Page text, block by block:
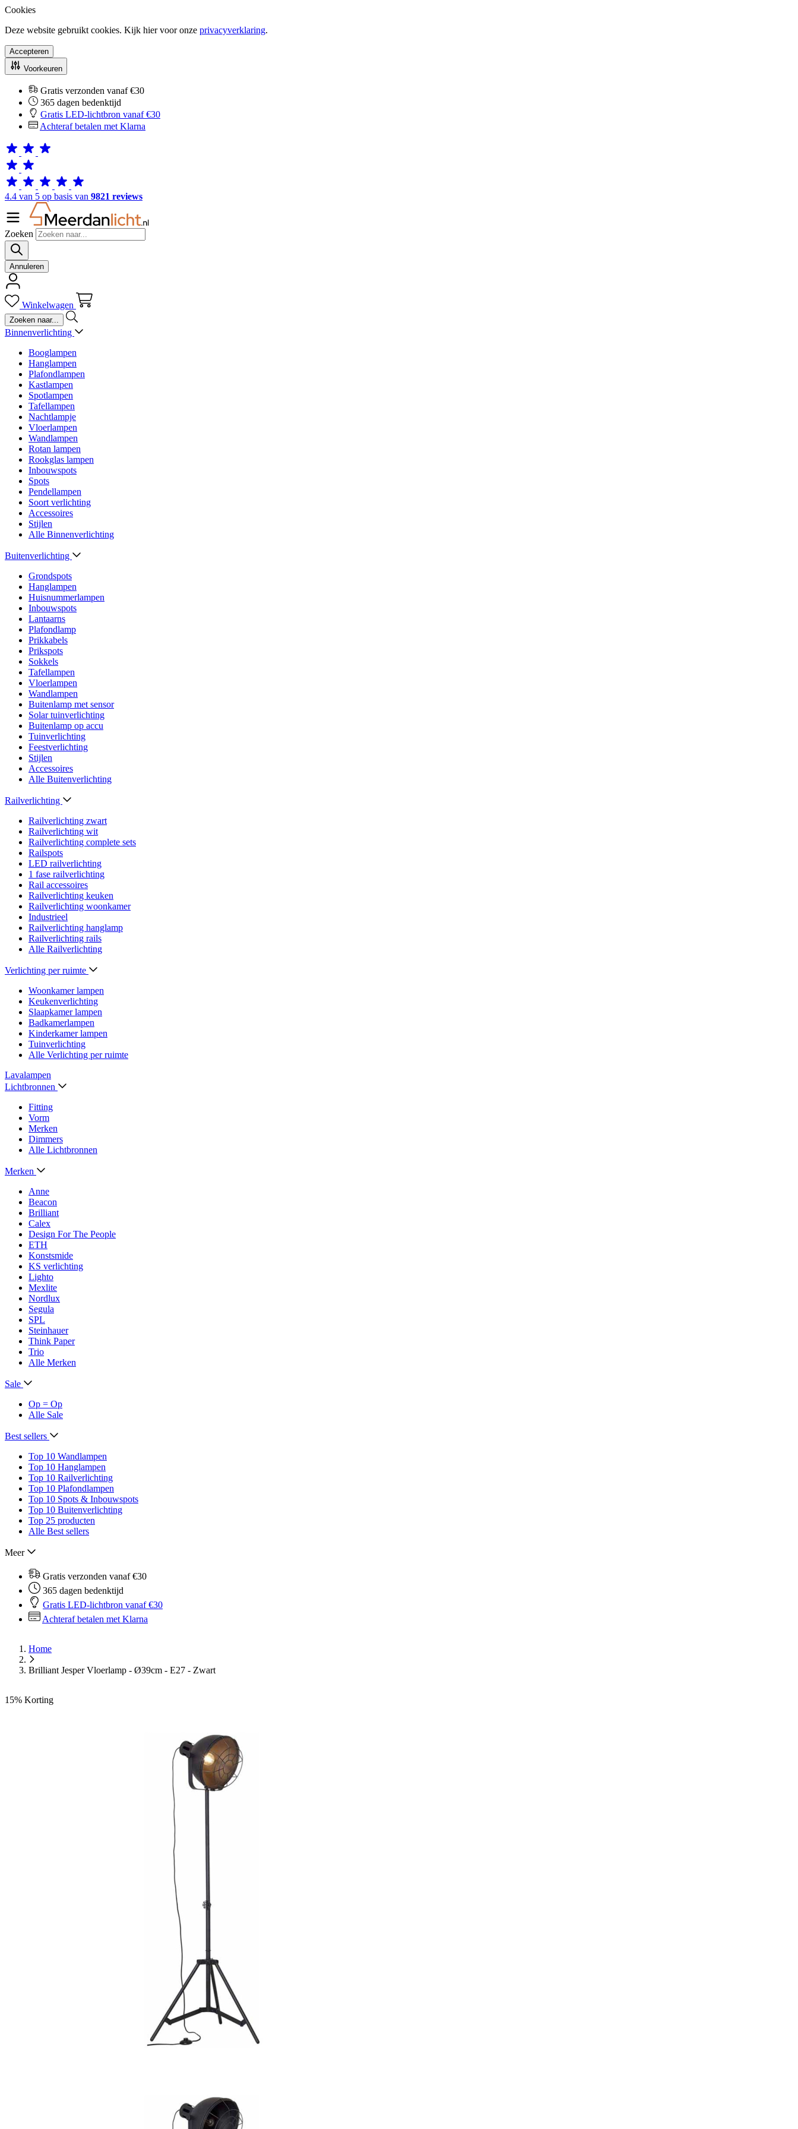
Cookies
Deze website gebruikt cookies. Kijk hier voor onze privacyverklaring.
Accepteren
Voorkeuren
Gratis verzonden vanaf €30
365 dagen bedenktijd
Gratis LED-lichtbron vanaf €30
Achteraf betalen met Klarna
4.4 van 5 op basis van 9821 reviews
Zoeken
Annuleren
Winkelwagen
Binnenverlichting
Booglampen
Hanglampen
Plafondlampen
Kastlampen
Spotlampen
Tafellampen
Nachtlampje
Vloerlampen
Wandlampen
Rotan lampen
Rookglas lampen
Inbouwspots
Spots
Pendellampen
Soort verlichting
Accessoires
Stijlen
Alle Binnenverlichting
Buitenverlichting
Grondspots
Hanglampen
Huisnummerlampen
Inbouwspots
Lantaarns
Plafondlamp
Prikkabels
Prikspots
Sokkels
Tafellampen
Vloerlampen
Wandlampen
Buitenlamp met sensor
Solar tuinverlichting
Buitenlamp op accu
Tuinverlichting
Feestverlichting
Stijlen
Accessoires
Alle Buitenverlichting
Railverlichting
Railverlichting zwart
Railverlichting wit
Railverlichting complete sets
Railspots
LED railverlichting
1 fase railverlichting
Rail accessoires
Railverlichting keuken
Railverlichting woonkamer
Industrieel
Railverlichting hanglamp
Railverlichting rails
Alle Railverlichting
Verlichting per ruimte
Woonkamer lampen
Keukenverlichting
Slaapkamer lampen
Badkamerlampen
Kinderkamer lampen
Tuinverlichting
Alle Verlichting per ruimte
Lavalampen
Lichtbronnen
Fitting
Vorm
Merken
Dimmers
Alle Lichtbronnen
Merken
Anne
Beacon
Brilliant
Calex
Design For The People
ETH
Konstsmide
KS verlichting
Lighto
Mexlite
Nordlux
Segula
SPL
Steinhauer
Think Paper
Trio
Alle Merken
Sale
Op = Op
Alle Sale
Best sellers
Top 10 Wandlampen
Top 10 Hanglampen
Top 10 Railverlichting
Top 10 Plafondlampen
Top 10 Spots & Inbouwspots
Top 10 Buitenverlichting
Top 25 producten
Alle Best sellers
Meer
Gratis verzonden vanaf €30
365 dagen bedenktijd
Gratis LED-lichtbron vanaf €30
Achteraf betalen met Klarna
Home
Brilliant Jesper Vloerlamp - Ø39cm - E27 - Zwart
15% Korting